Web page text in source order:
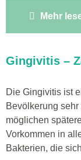
Mehr
Gingivitis –
Die Gingivitis ist
Bevölkerung
möglichen
Vorkommen in
Bakterien, die